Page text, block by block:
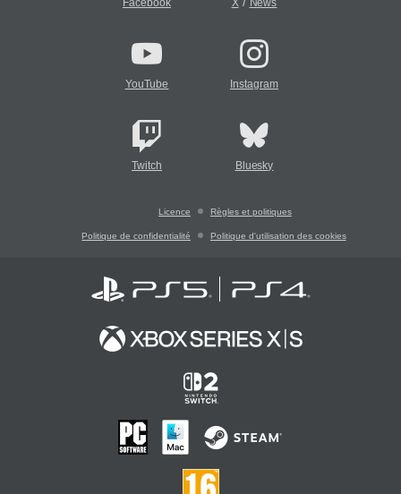
Facebook X News
YouTube Instagram
Twitch Bluesky
Licence Règles et politiques
Politique de confidentialité Politique d'utilisation des cookies